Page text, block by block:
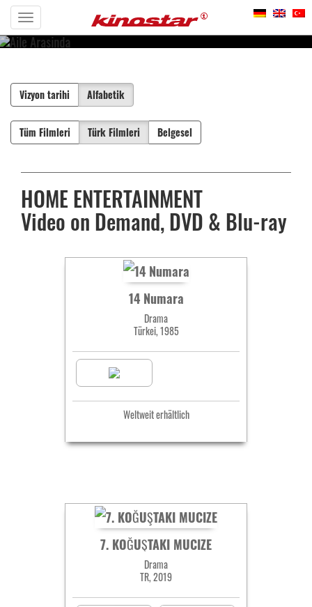
Toggle
navigation
Weltweit erhältlich
Vizyon tarihi Alfabetik
Tüm Filmleri Türk Filmleri Belgesel
HOME ENTERTAINMENT
Video on Demand, DVD & Blu-ray
14 Numara
Drama
Türkei, 1985
Weltweit erhältlich
7. KOĞUŞTAKI MUCIZE
Drama
TR, 2019